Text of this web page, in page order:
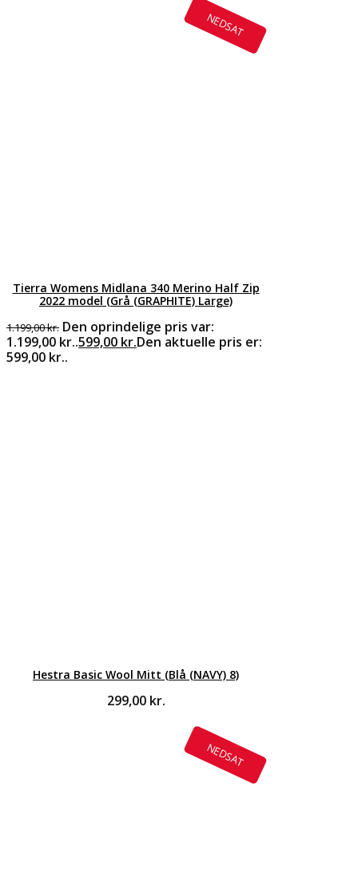
NEDSAT
Tierra Womens Midlana 340 Merino Half Zip
2022 model (Grå (GRAPHITE) Large)
1.199,00kr. Den oprindelige pris var:
1.199,00 kr..599,00 kr.Den aktuelle pris er:
599,00 kr..
Hestra Basic Wool Mitt (Blå (NAVY) 8)
299,00 kr.
NEDSAT